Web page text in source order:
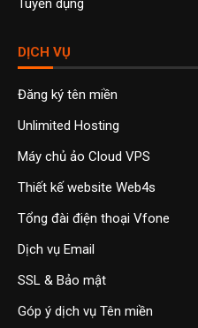
Tuyển dụng
DỊCH VỤ
Đăng ký tên miền
Unlimited Hosting
Máy chủ ảo Cloud VPS
Thiết kế website Web4s
Tổng đài điện thoại Vfone
Dịch vụ Email
SSL & Bảo mật
Góp ý dịch vụ Tên miền